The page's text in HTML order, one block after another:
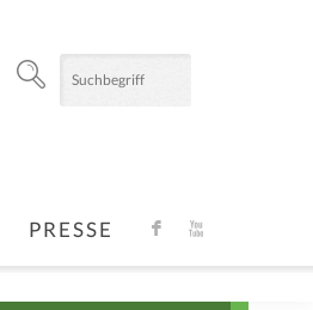
F X
PRESSE